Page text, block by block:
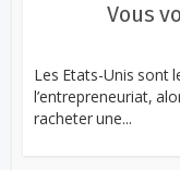
Vous
Les Etats-Unis sont
l’entrepreneuriat,
racheter une...